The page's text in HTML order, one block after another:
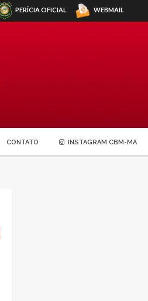
PERÍCIA OFICIAL WEBMAIL
CONTATO INSTAGRAM CBM-MA